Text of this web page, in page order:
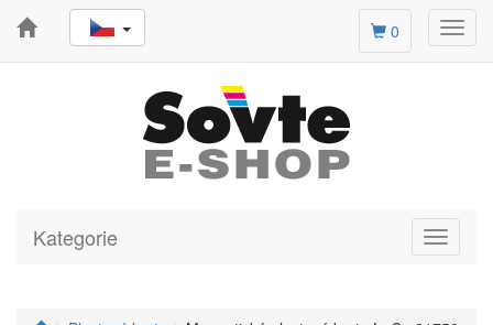
0
Toggle
Kategorie